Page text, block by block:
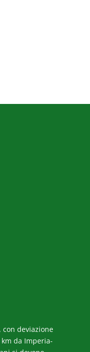
con deviazione
km da Imperia-